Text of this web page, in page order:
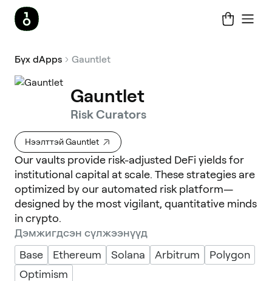
Бүх dApps Gauntlet
Gauntlet
Risk Curators
Нээлттэй Gauntlet
Our vaults provide risk-adjusted DeFi yields for
institutional capital at scale. These strategies are
optimized by our automated risk platform—
designed by the most vigilant, quantitative minds
in crypto.
Дэмжигдсэн сүлжээнүүд
Base
Ethereum Solana Arbitrum
Polygon
Optimism